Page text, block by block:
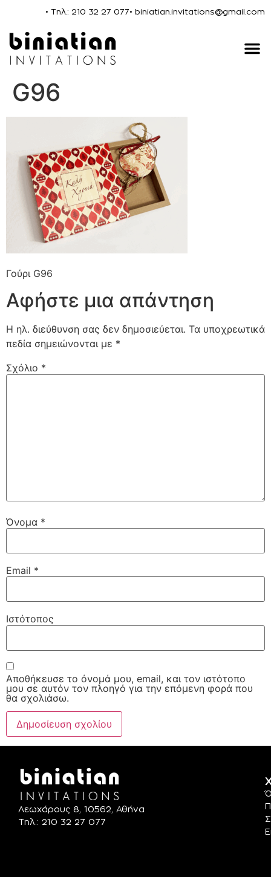
• Τηλ.: 210 32 27 077• biniatian.invitations@gmail.com
G96
Γούρι G96
Αφήστε μια απάντηση
Η ηλ. διεύθυνση σας δεν δημοσιεύεται. Τα υποχρεωτικά
πεδία σημειώνονται με *
Σχόλιο *
Όνομα *
Email *
Ιστότοπος
Αποθήκευσε το όνομά μου, email, και τον ιστότοπο
μου σε αυτόν τον πλοηγό για την επόμενη φορά που
θα σχολιάσω.
Λεωχάρους 8, 10562, Αθήνα
Τηλ.: 210 32 27 077